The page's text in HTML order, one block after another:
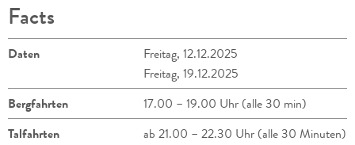
Facts
Daten
Freitag, 12.12.2025
Freitag, 19.12.2025
Bergfahrten
17.00 – 19.00 Uhr (alle 30 min)
Talfahrten
ab 21.00 – 22.30 Uhr (alle 30 Minuten)